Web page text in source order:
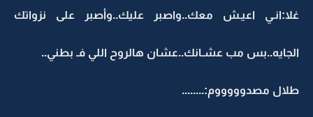
غلا:انـي اعيـش معك..واصبر عليك..وأصبر على نزواتك
الجايه..بس مب عشـانك..عشان هالروح اللي فـ بطني..
طلال مصدوووووم:........